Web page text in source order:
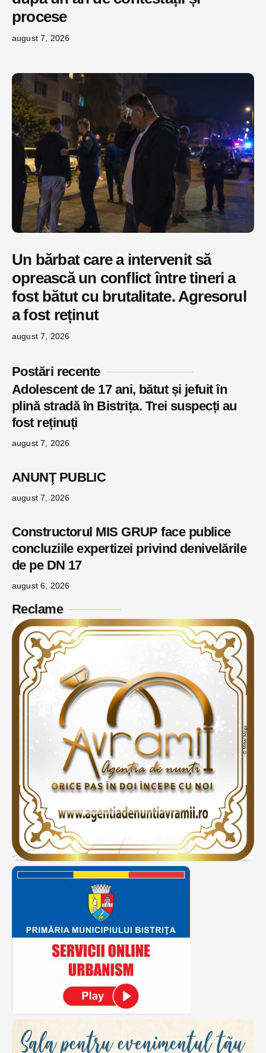
procese
august 7, 2026
Un bărbat care a intervenit să
oprească un conflict între tineri a
fost bătut cu brutalitate. Agresorul
a fost reținut
august 7, 2026
Postări recente
Adolescent de 17 ani, bătut și jefuit în
plină stradă în Bistrița. Trei suspecți au
fost reținuți
august 7, 2026
ANUNŢ PUBLIC
august 7, 2026
Constructorul MIS GRUP face publice
concluziile expertizei privind denivelările
de pe DN 17
august 6, 2026
Reclame